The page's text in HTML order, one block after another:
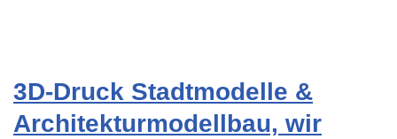
3D-Druck Stadtmodelle &
Architekturmodellbau, wir